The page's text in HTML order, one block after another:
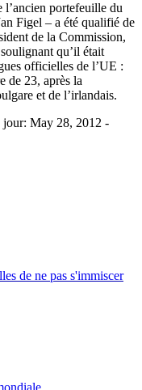
portefeuille du
Figel – a été qualifié de
de la Commission,
qu’il était
officielles de l’UE :
de 23, après la
et de l’irlandais.
jour: May 28, 2012 -
de ne pas s'immiscer